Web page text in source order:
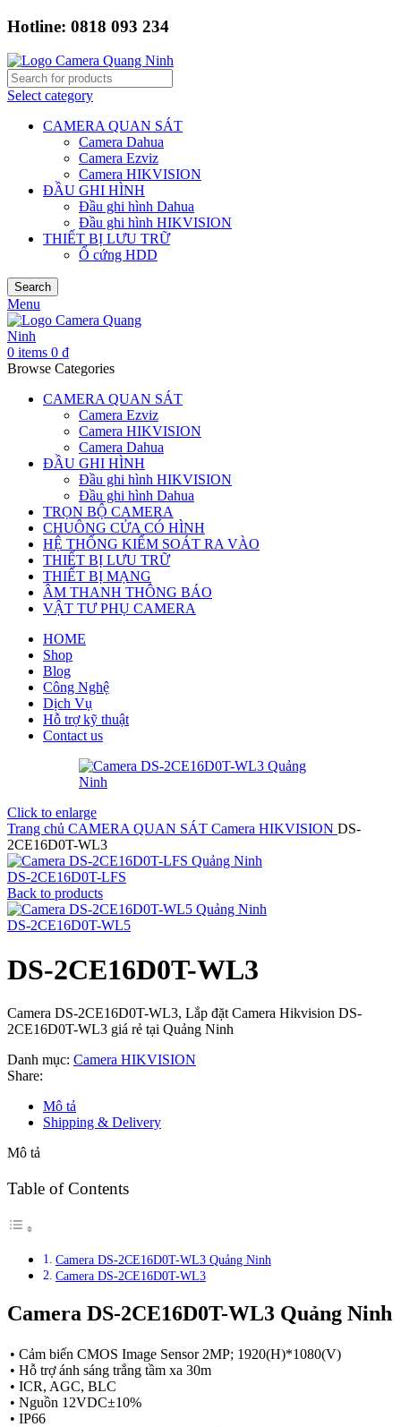
Hotline: 0818 093 234
Select category
CAMERA QUAN SÁT
Camera Dahua
Camera Ezviz
Camera HIKVISION
ĐẦU GHI HÌNH
Đầu ghi hình Dahua
Đầu ghi hình HIKVISION
THIẾT BỊ LƯU TRỮ
Ổ cứng HDD
Search
Menu
0 items 0 ₫
Browse Categories
CAMERA QUAN SÁT
Camera Ezviz
Camera HIKVISION
Camera Dahua
ĐẦU GHI HÌNH
Đầu ghi hình HIKVISION
Đầu ghi hình Dahua
TRỌN BỘ CAMERA
CHUÔNG CỬA CÓ HÌNH
HỆ THỐNG KIỂM SOÁT RA VÀO
THIẾT BỊ LƯU TRỮ
THIẾT BỊ MẠNG
ÂM THANH THÔNG BÁO
VẬT TƯ PHỤ CAMERA
HOME
Shop
Blog
Công Nghệ
Dịch Vụ
Hỗ trợ kỹ thuật
Contact us
Click to enlarge
Trang chủ CAMERA QUAN SÁT Camera HIKVISION DS-
2CE16D0T-WL3
DS-2CE16D0T-LFS
Back to products
DS-2CE16D0T-WL5
DS-2CE16D0T-WL3
Camera DS-2CE16D0T-WL3, Lắp đặt Camera Hikvision DS-
2CE16D0T-WL3 giá rẻ tại Quảng Ninh
Danh mục: Camera HIKVISION
Share:
Mô tả
Shipping & Delivery
Mô tả
Table of Contents
Camera DS-2CE16D0T-WL3 Quảng Ninh
Camera DS-2CE16D0T-WL3
Camera DS-2CE16D0T-WL3 Quảng Ninh
• Cảm biến CMOS Image Sensor 2MP; 1920(H)*1080(V)
• Hỗ trợ ánh sáng trắng tầm xa 30m
• ICR, AGC, BLC
• Nguồn 12VDC±10%
• IP66